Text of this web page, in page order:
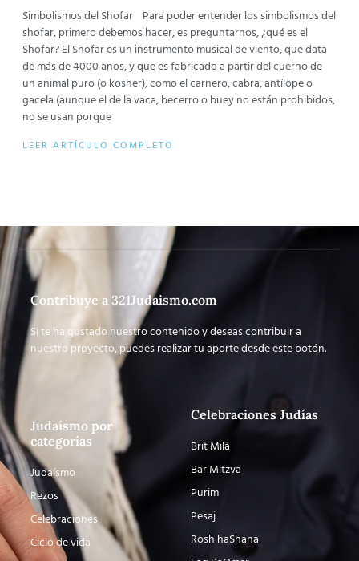
Simbolismos del Shofar Para poder entender los simbolismos del
shofar, primero debemos hacer, es preguntarnos, ¿qué es el
Shofar? El Shofar es un instrumento musical de viento, que data
de más de 4000 años, y que es fabricado a partir del cuerno de
un animal puro (o kosher), como el carnero, cabra, antílope o
gacela (aunque el de la vaca, becerro o buey no están prohibidos,
no se usan porque
LEER ARTÍCULO COMPLETO
Contribuye a 321Judaismo.com
Si te ha gustado nuestro contenido y deseas contribuir a
nuestro proyecto, puedes realizar tu aporte desde este botón.
Judaísmo por
categorías
Judaísmo
Rezos
Celebraciones
Ciclo de vida
Celebraciones Judías
Brit Milá
Bar Mitzva
Purim
Pesaj
Rosh haShana